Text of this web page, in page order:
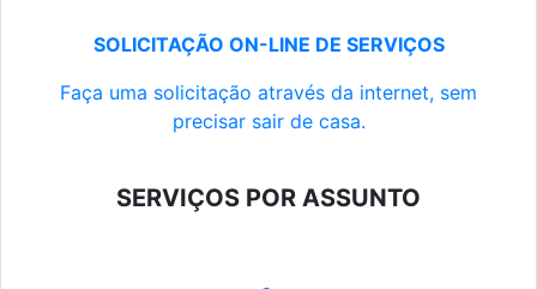
SOLICITAÇÃO ON-LINE DE SERVIÇOS
Faça uma solicitação através da internet, sem
precisar sair de casa.
SERVIÇOS POR ASSUNTO